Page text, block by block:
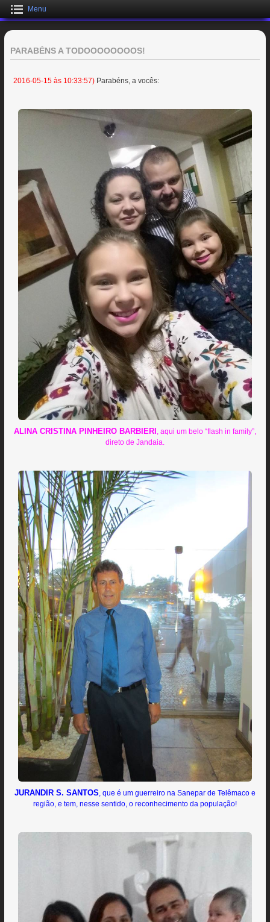
Menu
PARABÉNS A TODOOOOOOOOS!
2016-05-15 às 10:33:57) Parabéns, a vocês:
ALINA CRISTINA PINHEIRO BARBIERI , aqui um belo “flash in family”,
direto de Jandaia.
JURANDIR S. SANTOS, que é um guerreiro na Sanepar de Telêmaco e
região, e tem, nesse sentido, o reconhecimento da população!